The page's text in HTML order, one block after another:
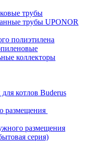
трубы
трубы UPONOR
полиэтилена
коллекторы
котлов Buderus
размещения
размещения
серия)